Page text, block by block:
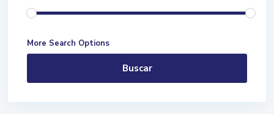
More Search Options
Buscar